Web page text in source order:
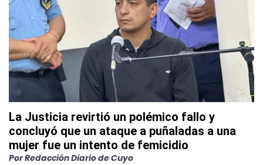
La Justicia revirtió un polémico fallo y
concluyó que un ataque a puñaladas a una
mujer fue un intento de femicidio
PorRedacción Diario de Cuyo